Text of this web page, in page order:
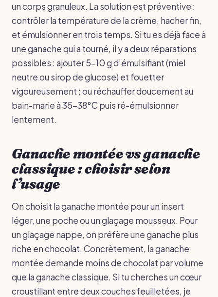
un corps granuleux. La solution est préventive :
contrôler la température de la crème, hacher fin,
et émulsionner en trois temps. Si tu es déjà face à
une ganache qui a tourné, il y a deux réparations
possibles : ajouter 5-10 g d’émulsifiant (miel
neutre ou sirop de glucose) et fouetter
vigoureusement ; ou réchauffer doucement au
bain-marie à 35-38°C puis ré-émulsionner
lentement.
Ganache montée vs ganache
classique : choisir selon
l’usage
On choisit la ganache montée pour un insert
léger, une poche ou un glaçage mousseux. Pour
un glaçage nappe, on préfère une ganache plus
riche en chocolat. Concrètement, la ganache
montée demande moins de chocolat par volume
que la ganache classique. Si tu cherches un cœur
croustillant entre deux couches feuilletées, je